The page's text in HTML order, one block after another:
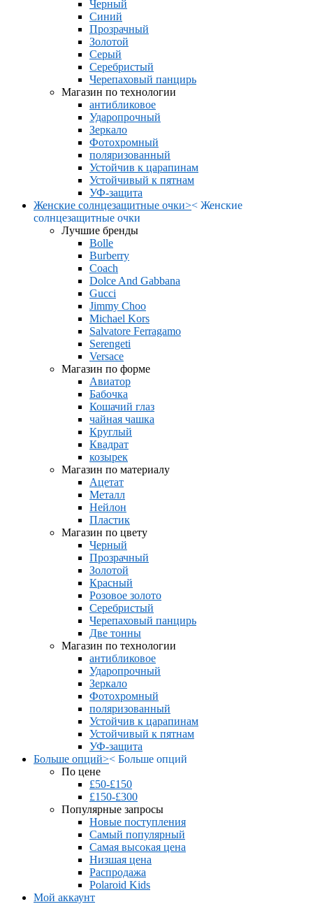
Черный
Синий
Прозрачный
Золотой
Серый
Серебристый
Черепаховый панцирь
Магазин по технологии
антибликовое
Ударопрочный
Зеркало
Фотохромный
поляризованный
Устойчив к царапинам
Устойчивый к пятнам
УФ-защита
Женские солнцезащитные очки>< Женские
солнцезащитные очки
Лучшие бренды
Bolle
Burberry
Coach
Dolce And Gabbana
Gucci
Jimmy Choo
Michael Kors
Salvatore Ferragamo
Serengeti
Versace
Магазин по форме
Авиатор
Бабочка
Кошачий глаз
чайная чашка
Круглый
Квадрат
козырек
Магазин по материалу
Ацетат
Металл
Нейлон
Пластик
Магазин по цвету
Черный
Прозрачный
Золотой
Красный
Розовое золото
Серебристый
Черепаховый панцирь
Две тонны
Магазин по технологии
антибликовое
Ударопрочный
Зеркало
Фотохромный
поляризованный
Устойчив к царапинам
Устойчивый к пятнам
УФ-защита
Больше опций>< Больше опций
По цене
£50-£150
£150-£300
Популярные запросы
Новые поступления
Самый популярный
Самая высокая цена
Низшая цена
Распродажа
Polaroid Kids
Мой аккаунт